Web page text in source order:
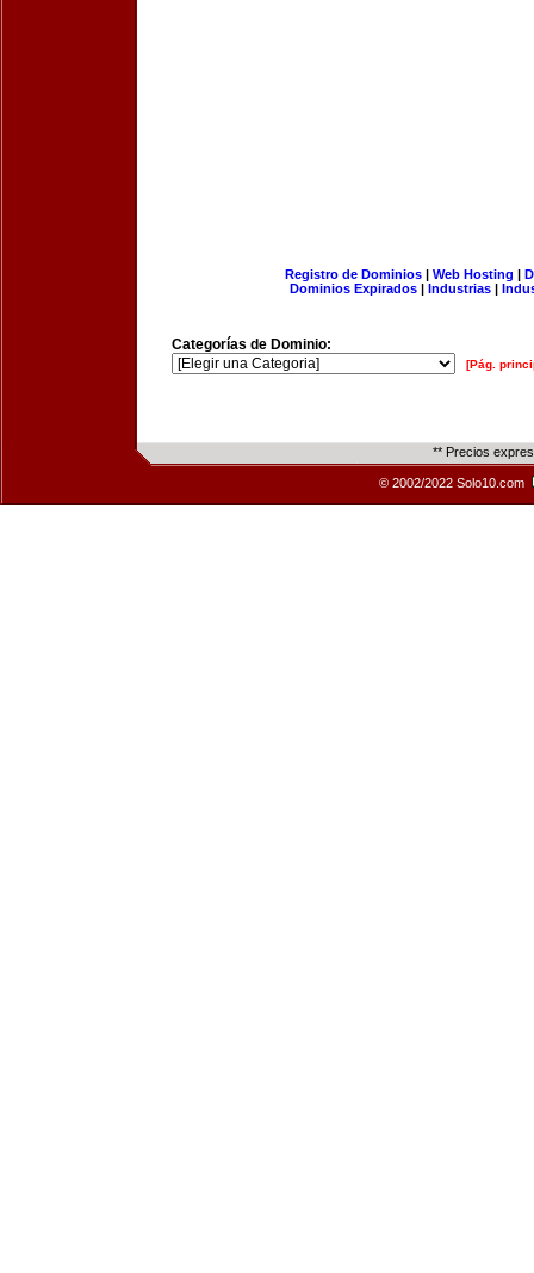
Registro de Dominios| Web Hosting |
Dominios Expirados | Industrias |
Categorías de Dominio:
[Pág.
** Precios
© 2002/2022 Solo10.com